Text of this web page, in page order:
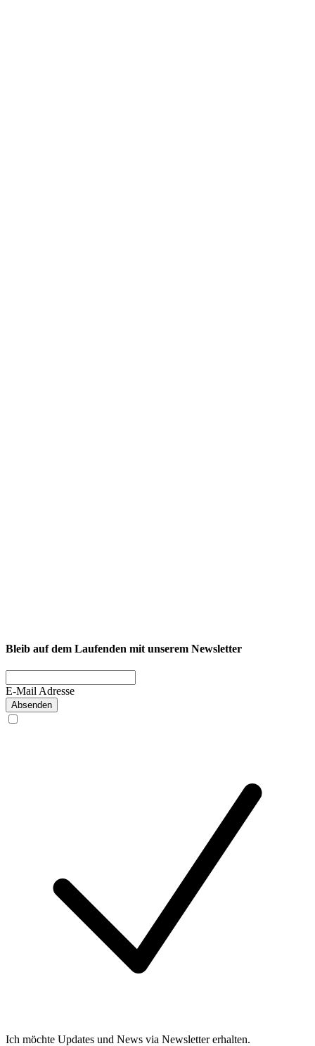
Bleib auf dem Laufenden mit unserem Newsletter
E-Mail Adresse
Absenden
Ich möchte Updates und News via Newsletter erhalten.